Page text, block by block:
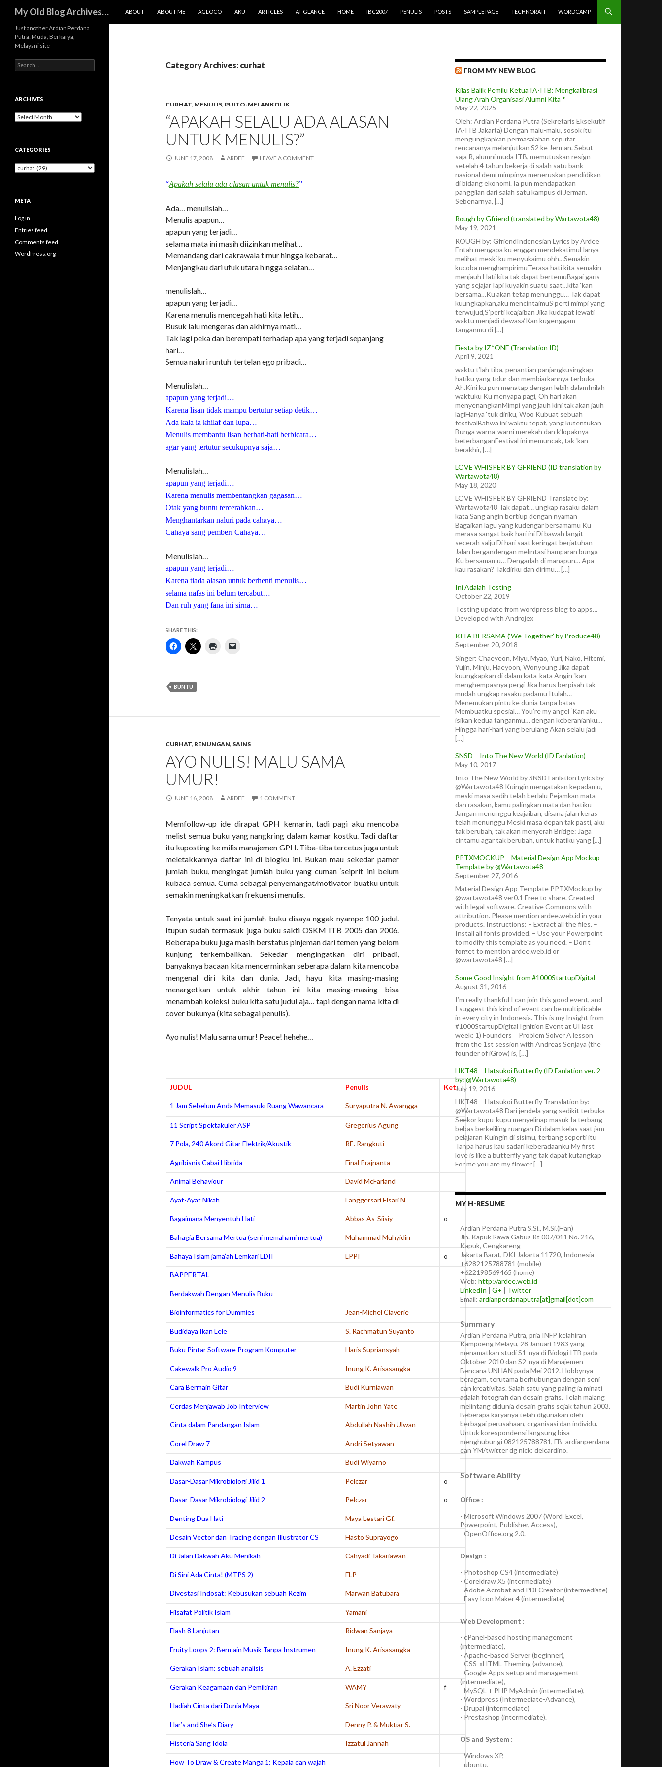
My Old Blog Archives…
ABOUT
ABOUT ME AGLOCO AKU ARTICLES AT GLANCE HOME IBC2007 PENULIS POSTS SAMPLE PAGE TECHNORATI WORDCAMP
Category Archives: curhat
CURHAT, MENULIS, PUITO-MELANKOLIK
“APAKAH SELALU ADA ALASAN
UNTUK MENULIS?”
JUNE 17, 2008 ARDEE LEAVE A COMMENT
“Apakah selalu ada alasan untuk menulis?”
Ada… menulislah…
Menulis apapun…
apapun yang terjadi…
selama mata ini masih diizinkan melihat…
Memandang dari cakrawala timur hingga kebarat…
Menjangkau dari ufuk utara hingga selatan…
menulislah…
apapun yang terjadi…
Karena menulis mencegah hati kita letih…
Busuk lalu mengeras dan akhirnya mati…
Tak lagi peka dan berempati terhadap apa yang terjadi sepanjang
hari…
Semua naluri runtuh, tertelan ego pribadi…
Menulislah…
apapun yang terjadi…
Karena lisan tidak mampu bertutur setiap detik…
Ada kala ia khilaf dan lupa…
Menulis membantu lisan berhati-hati berbicara…
agar yang tertutur secukupnya saja…
Menulislah…
apapun yang terjadi…
Karena menulis membentangkan gagasan…
Otak yang buntu tercerahkan…
Menghantarkan naluri pada cahaya…
Cahaya sang pemberi Cahaya…
Menulislah…
apapun yang terjadi…
Karena tiada alasan untuk berhenti menulis…
selama nafas ini belum tercabut…
Dan ruh yang fana ini sirna…
SHARE THIS:
BUNTU
CURHAT, RENUNGAN, SAINS
AYO NULIS! MALU SAMA
UMUR!
JUNE 16, 2008 ARDEE 1 COMMENT
Memfollow-up ide dirapat GPH kemarin, tadi pagi aku mencoba
melist semua buku yang nangkring dalam kamar kostku. Tadi daftar
itu kuposting ke milis manajemen GPH. Tiba-tiba tercetus juga untuk
meletakkannya daftar ini di blogku ini. Bukan mau sekedar pamer
jumlah buku, mengingat jumlah buku yang cuman ‘seiprit’ ini belum
kubaca semua. Cuma sebagai penyemangat/motivator buatku untuk
semakin meningkatkan frekuensi menulis.
Tenyata untuk saat ini jumlah buku disaya nggak nyampe 100 judul.
Itupun sudah termasuk juga buku sakti OSKM ITB 2005 dan 2006.
Beberapa buku juga masih berstatus pinjeman dari temen yang belom
kunjung terkembalikan. Sekedar mengingatkan diri pribadi,
banyaknya bacaan kita mencerminkan seberapa dalam kita mencoba
mengenal diri kita dan dunia. Jadi, hayu kita masing-masing
menargetkan untuk akhir tahun ini kita masing-masing bisa
menambah koleksi buku kita satu judul aja… tapi dengan nama kita di
cover bukunya (kita sebagai penulis).
Ayo nulis! Malu sama umur! Peace! hehehe…
JUDUL Penulis Ket.
1 Jam Sebelum Anda Memasuki Ruang Wawancara Suryaputra N. Awangga
11 Script Spektakuler ASP Gregorius Agung
7 Pola, 240 Akord Gitar Elektrik/Akustik RE. Rangkuti
Agribisnis Cabai Hibrida Final Prajnanta
Animal Behaviour David McFarland
Ayat-Ayat Nikah Langgersari Elsari N.
Bagaimana Menyentuh Hati Abbas As-Siisiy o
Bahagia Bersama Mertua (seni memahami mertua) Muhammad Muhyidin
Bahaya Islam jama’ah Lemkari LDII LPPI o
BAPPERTAL
Berdakwah Dengan Menulis Buku
Bioinformatics for Dummies Jean-Michel Claverie
Budidaya Ikan Lele S. Rachmatun Suyanto
Buku Pintar Software Program Komputer Haris Supriansyah
Cakewalk Pro Audio 9 Inung K. Arisasangka
Cara Bermain Gitar Budi Kurniawan
Cerdas Menjawab Job Interview Martin John Yate
Cinta dalam Pandangan Islam Abdullah Nashih Ulwan
Corel Draw 7 Andri Setyawan
Dakwah Kampus Budi Wiyarno
Dasar-Dasar Mikrobiologi Jilid 1 Pelczar o
Dasar-Dasar Mikrobiologi Jilid 2 Pelczar o
Denting Dua Hati Maya Lestari Gf.
Desain Vector dan Tracing dengan Illustrator CS Hasto Suprayogo
Di Jalan Dakwah Aku Menikah Cahyadi Takariawan
Di Sini Ada Cinta! (MTPS 2) FLP
Divestasi Indosat: Kebusukan sebuah Rezim Marwan Batubara
Filsafat Politik Islam Yamani
Flash 8 Lanjutan Ridwan Sanjaya
Fruity Loops 2: Bermain Musik Tanpa Instrumen Inung K. Arisasangka
Gerakan Islam: sebuah analisis A. Ezzati
Gerakan Keagamaan dan Pemikiran WAMY f
Hadiah Cinta dari Dunia Maya Sri Noor Verawaty
Har’s and She’s Diary Denny P. & Muktiar S.
Histeria Sang Idola Izzatul Jannah
How To Draw & Create Manga 1: Kepala dan wajah
FROM MY NEW BLOG
Kilas Balik Pemilu Ketua IA-ITB: Mengkalibrasi
Ulang Arah Organisasi Alumni Kita *
May 22, 2025
Oleh: Ardian Perdana Putra (Sekretaris Eksekutif
IA-ITB Jakarta) Dengan malu-malu, sosok itu
mengungkapkan permasalahan seputar
rencananya melanjutkan S2 ke Jerman. Sebut
saja R, alumni muda ITB, memutuskan resign
setelah 4 tahun bekerja di salah satu bank
nasional demi mimpinya meneruskan pendidikan
di bidang ekonomi. Ia pun mendapatkan
panggilan dari salah satu kampus di Jerman.
Sebenarnya, […]
Rough by Gfriend (translated by Wartawota48)
May 19, 2021
ROUGH by: GfriendIndonesian Lyrics by Ardee
Entah mengapa ku enggan mendekatimuHanya
melihat meski ku menyukaimu ohh…Semakin
kucoba menghampirimuTerasa hati kita semakin
menjauh Hati kita tak dapat bertemuBagai garis
yang sejajarTapi kuyakin suatu saat…kita ‘kan
bersama…Ku akan tetap menunggu… Tak dapat
kuungkapkan,aku mencintaimuS’perti mimpi yang
terwujud,S’perti keajaiban Jika kudapat lewati
waktu menjadi dewasa‘Kan kugenggam
tanganmu di […]
Fiesta by IZ*ONE (Translation ID)
April 9, 2021
waktu t’lah tiba, penantian panjangkusingkap
hatiku yang tidur dan membiarkannya terbuka
Ah.Kini ku pun menatap dengan lebih dalamInilah
waktuku Ku menyapa pagi, Oh hari akan
menyenangkanMimpi yang jauh kini tak akan jauh
lagiHanya ‘tuk diriku, Woo Kubuat sebuah
festivalBahwa ini waktu tepat, yang kutentukan
Bunga warna-warni merekah dan k’lopaknya
beterbanganFestival ini memuncak, tak ‘kan
berakhir, […]
LOVE WHISPER BY GFRIEND (ID translation by
Wartawota48)
May 18, 2020
LOVE WHISPER BY GFRIEND Translate by:
Wartawota48 Tak dapat… ungkap rasaku dalam
kata Sang angin bertiup dengan nyaman
Bagaikan lagu yang kudengar bersamamu Ku
merasa sangat baik hari ini Di bawah langit
secerah salju Di hari saat keringat berjatuhan
Jalan bergandengan melintasi hamparan bunga
Ku bersamamu… Dengarlah di manapun… Apa
kau rasakan? Takdirku dan dirimu… […]
Ini Adalah Testing
October 22, 2019
Testing update from wordpress blog to apps…
Developed with Androjex
KITA BERSAMA (‘We Together’ by Produce48)
September 20, 2018
Singer: Chaeyeon, Miyu, Myao, Yuri, Nako, Hitomi,
Yujin, Minju, Haeyoon, Wonyoung Jika dapat
kuungkapkan di dalam kata-kata Angin ‘kan
menghempasnya pergi Jika harus berpisah tak
mudah ungkap rasaku padamu Itulah…
Menemukan pintu ke dunia tanpa batas
Membuatku spesial… You’re my angel ‘Kan aku
isikan kedua tanganmu… dengan keberanianku…
Hingga hari-hari yang berulang Akan selalu jadi
[…]
SNSD – Into The New World (ID Fanlation)
May 10, 2017
Into The New World by SNSD Fanlation Lyrics by
@Wartawota48 Kuingin mengatakan kepadamu,
meski masa sedih telah berlalu Pejamkan mata
dan rasakan, kamu palingkan mata dan hatiku
Jangan menunggu keajaiban, disana jalan keras
telah menunggu Meski masa depan tak pasti, aku
tak berubah, tak akan menyerah Bridge: Jaga
cintamu agar tak berubah, untuk hatiku yang […]
PPTXMOCKUP – Material Design App Mockup
Template by @Wartawota48
September 27, 2016
Material Design App Template PPTXMockup by
@wartawota48 ver0.1 Free to share. Created
with legal software. Creative Commons with
attribution. Please mention ardee.web.id in your
products. Instructions: – Extract all the files. –
Install all fonts provided. – Use your Powerpoint
to modify this template as you need. – Don’t
forget to mention ardee.web.id or
@wartawota48 […]
Some Good Insight from #1000StartupDigital
August 31, 2016
I’m really thankful I can join this good event, and
I suggest this kind of event can be multiplicable
in every city in Indonesia. This is my Insight from
#1000StartupDigital Ignition Event at UI last
week: 1) Founders = Problem Solver A lesson
from the 1st session with Andreas Senjaya (the
founder of iGrow) is, […]
HKT48 – Hatsukoi Butterfly (ID Fanlation ver. 2
by: @Wartawota48)
July 19, 2016
HKT48 – Hatsukoi Butterfly Translation by:
@Wartawota48 Dari jendela yang sedikit terbuka
Seekor kupu-kupu menyelinap masuk Ia terbang
bebas berkeliling ruangan Di dalam kelas saat jam
pelajaran Kuingin di sisimu, terbang seperti itu
Tanpa harus kau sadari keberadaanku My first
love is like a butterfly yang tak dapat kutangkap
For me you are my flower […]
MY H-RESUME
Ardian Perdana Putra S.Si., M.Si.(Han)
Jln. Kapuk Rawa Gabus Rt 007/011 No. 216,
Kapuk, Cengkareng
Jakarta Barat, DKI Jakarta 11720, Indonesia
+6282125788781 (mobile)
+622198569465 (home)
Web: http://ardee.web.id
LinkedIn | G+ | Twitter
Email: ardianperdanaputra[at]gmail[dot]com
Summary
Ardian Perdana Putra, pria INFP kelahiran
Kampoeng Melayu, 28 Januari 1983 yang
menamatkan studi S1-nya di Biologi ITB pada
Oktober 2010 dan S2-nya di Manajemen
Bencana UNHAN pada Mei 2012. Hobbynya
beragam, terutama berhubungan dengan seni
dan kreativitas. Salah satu yang paling ia minati
adalah fotografi dan desain grafis. Telah malang
melintang didunia desain grafis sejak tahun 2003.
Beberapa karyanya telah digunakan oleh
berbagai perusahaan, organisasi dan individu.
Untuk korespondensi langsung bisa
menghubungi 082125788781, FB: ardianperdana
dan YM/twitter dg nick: delcardino.
Software Ability
Office :
- Microsoft Windows 2007(Word, Excel,
Powerpoint, Publisher, Access),
- OpenOffice.org 2.0.
Design :
- Photoshop CS4(intermediate)
- Coreldraw X5 (intermediate)
- Adobe Acrobat and PDFCreator(intermediate)
- Easy Icon Maker 4(intermediate)
Web Development :
- cPanel-based hosting management
(intermediate),
- Apache-based Server(beginner),
- CSS-xHTML Theming(advance),
- Google Apps setup and management
(intermediate),
- MySQL + PHP MyAdmin (intermediate),
-Wordpress (Intermediate-Advance),
- Drupal (intermediate),
-Prestashop (intermediate).
OS and System :
-Windows XP,
- ubuntu,
Just another Ardian Perdana
Putra: Muda, Berkarya,
Melayani site
Search
for:
ARCHIVES
Archives
CATEGORIES
Categories
META
Log in
Entries feed
Comments feed
WordPress.org